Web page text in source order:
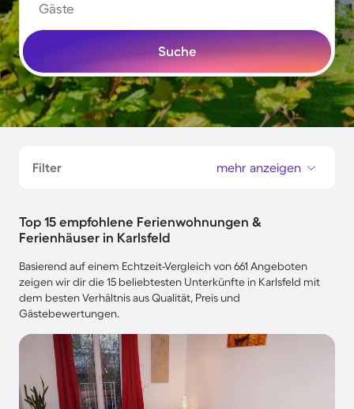
Gäste
Suche
Filter mehr anzeigen
Top 15 empfohlene Ferienwohnungen &
Ferienhäuser in Karlsfeld
Basierend auf einem Echtzeit-Vergleich von 661 Angeboten
zeigen wir dir die 15 beliebtesten Unterkünfte in Karlsfeld mit
dem besten Verhältnis aus Qualität, Preis und
Gästebewertungen.